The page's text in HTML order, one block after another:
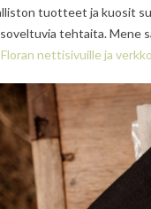
tuotteet ja kuosit
tehtaita. Mene
nettisivuille ja